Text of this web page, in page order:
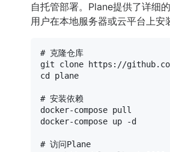
自托管部署。Plane提供了详细
用户在本地服务器或云平台上安
# 克隆仓库
git clone
cd
plane
# 安装依赖
docker-compose pull
docker-compose up -d
# 访问Plane